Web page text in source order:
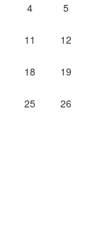
4 5
11 12
18 19
25 26